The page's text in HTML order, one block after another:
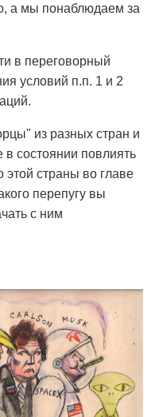
а мы понаблюдаем за
в переговорный
условий п.п. 1 и 2
из разных стран и
состоянии повлиять
этой страны во главе
перепугу вы
с ним